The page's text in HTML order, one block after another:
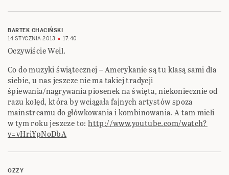
BARTEK CHACIŃSKI
14 STYCZNIA 2013
17:40
Oczywiście Weil.
Co do muzyki świątecznej – Amerykanie są tu klasą sami dla
siebie, u nas jeszcze nie ma takiej tradycji
śpiewania/nagrywania piosenek na święta, niekoniecznie od
razu kolęd, która by wciągała fajnych artystów spoza
mainstreamu do główkowania i kombinowania. A tam mieli
w tym roku jeszcze to:http://www.youtube.com/watch?
v=vHriYpNoDbA
OZZY